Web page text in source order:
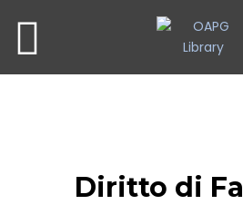
Diritto di